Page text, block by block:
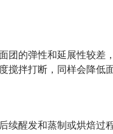
团的弹性和延展性较差
搅拌打断，同样会降低
续醒发和蒸制或烘焙过